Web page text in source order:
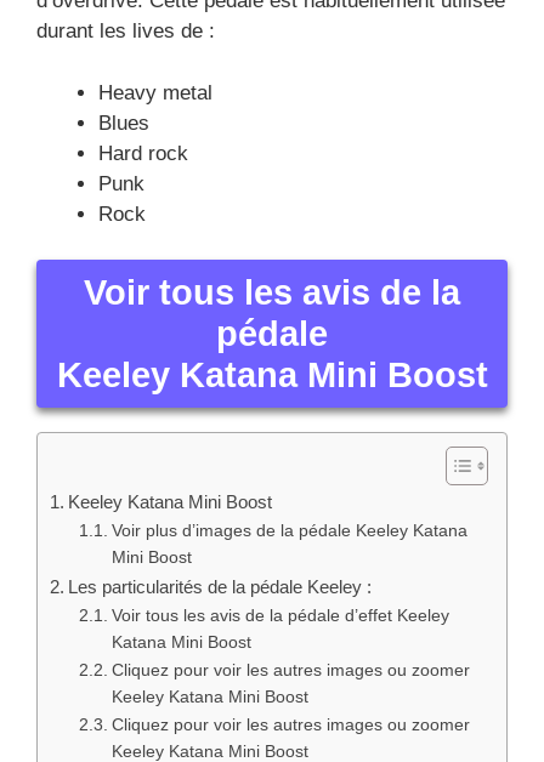
durant les lives de :
Heavy metal
Blues
Hard rock
Punk
Rock
Voir tous les avis de la
pédale
Keeley Katana Mini Boost
Keeley Katana Mini Boost
Voir plus d’images de la pédale Keeley Katana
Mini Boost
Les particularités de la pédale Keeley :
Voir tous les avis de la pédale d’effet Keeley
Katana Mini Boost
Cliquez pour voir les autres images ou zoomer
Keeley Katana Mini Boost
Cliquez pour voir les autres images ou zoomer
Keeley Katana Mini Boost